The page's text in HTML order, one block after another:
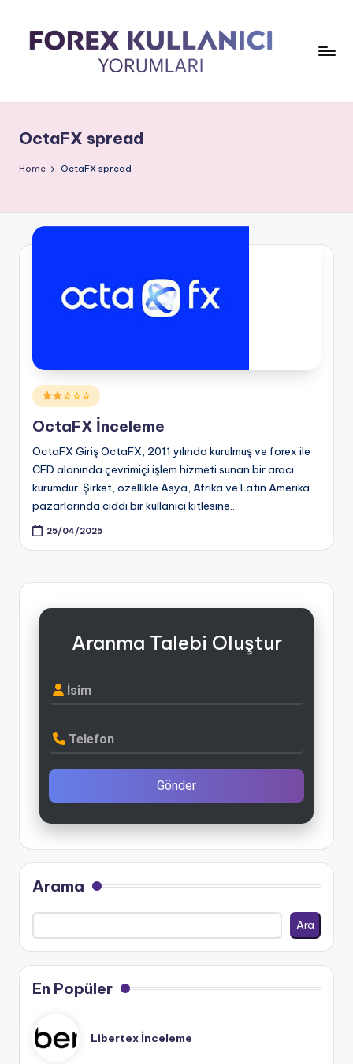
OctaFX spread
Home OctaFX spread
Posted
in
☆☆☆
OctaFX İnceleme
OctaFX Giriş OctaFX, 2011 yılında kurulmuş ve forex ile
CFD alanında çevrimiçi işlem hizmeti sunan bir aracı
kurumdur. Şirket, özellikle Asya, Afrika ve Latin Amerika
pazarlarında ciddi bir kullanıcı kitlesine…
25/04/2025
Aranma Talebi Oluştur
İsim
Telefon
Gönder
Arama
Ara
En Popüler
Libertex İnceleme